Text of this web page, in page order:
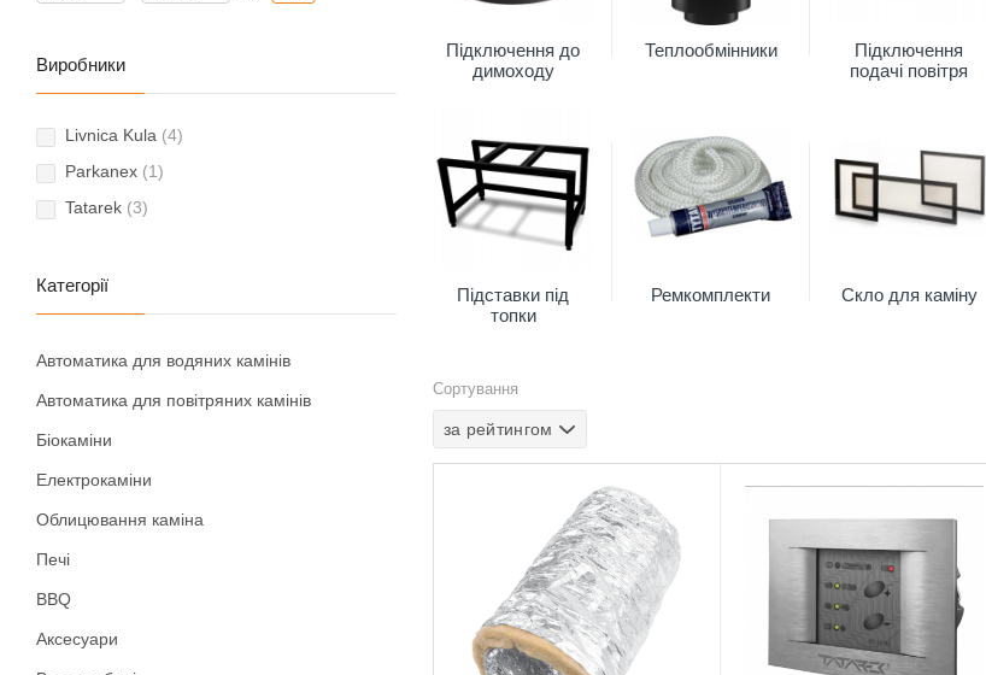
Підключення до
димоходу
Теплообмінники
Підключення
подачі повітря
Підставки під
топки
Ремкомплекти Скло для каміну
Сортування
за рейтингом
Виробники
Livnica Kula (4)
Parkanex (1)
Tatarek (3)
Категорії
Автоматика для водяних камінів
Автоматика для повітряних камінів
Біокаміни
Електрокаміни
Облицювання каміна
Печі
BBQ
Аксесуари